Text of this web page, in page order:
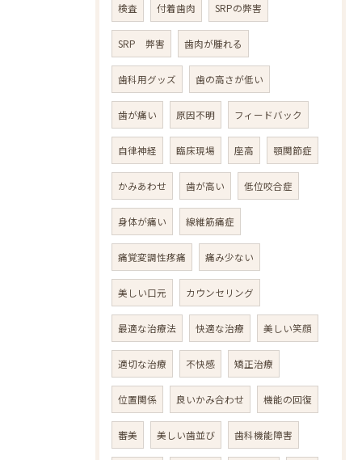
検査 付着歯肉 SRPの弊害
SRP 弊害 歯肉が腫れる
歯科用グッズ 歯の高さが低い
歯が痛い 原因不明 フィードバック
自律神経 臨床現場 座高 顎関節症
かみあわせ 歯が高い 低位咬合症
身体が痛い 線維筋痛症
痛覚変調性疼痛 痛み少ない
美しい口元 カウンセリング
最適な治療法 快適な治療 美しい笑顔
適切な治療 不快感 矯正治療
位置関係 良いかみ合わせ 機能の回復
審美 美しい歯並び 歯科機能障害